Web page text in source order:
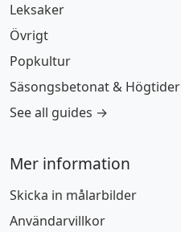
Leksaker
Övrigt
Popkultur
Säsongsbetonat & Högtider
See all guides →
Mer information
Skicka in målarbilder
Användarvillkor